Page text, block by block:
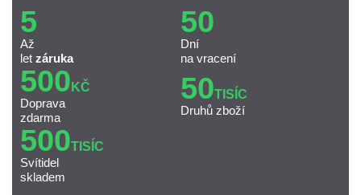
5
Až
let záruka
50
Dní
na vracení
500 KČ
Doprava
zdarma
50TISÍC
Druhů zboží
500TISÍC
Svítidel
skladem